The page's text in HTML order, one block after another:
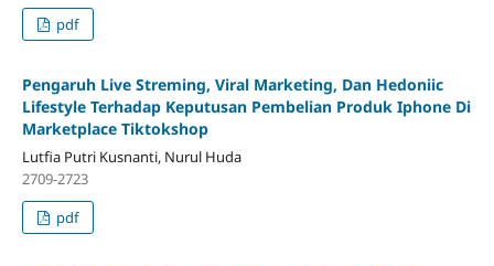
pdf
Pengaruh Live Streming, Viral Marketing, Dan Hedoniic
Lifestyle Terhadap Keputusan Pembelian Produk Iphone Di
Marketplace Tiktokshop
Lutfia Putri Kusnanti, Nurul Huda
2709-2723
pdf